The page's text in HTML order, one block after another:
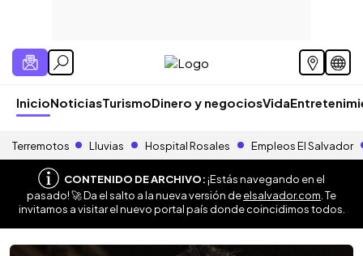
InicioNoticiasTurismoDinero y negociosVida
Terremotos Lluvias Hospital Rosales Empleos El Salvador
CONTENIDO DE ARCHIVO:¡Estás navegando en el
pasado! 🚀 Da el salto a la nueva versión deelsalvador.com . Te
invitamos a visitar el nuevo portal país donde coincidimos todos.